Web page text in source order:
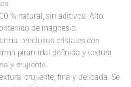
% natural, sin aditivos. Alto
de magnesio.
preciosos cristales con
piramidal definida y textura
y crujiente.
crujiente, fina y delicada. Se